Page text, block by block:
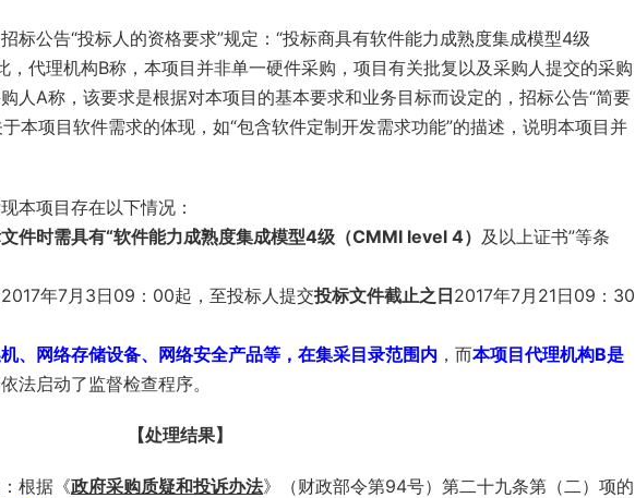
标公告“投标人的资格要求”规定：“投标商具有软件能力成熟度集成模型4级
，代理机构B称，本项目并非单一硬件采购，项目有关批复以及采购人提交的采购
人A称，该要求是根据对本项目的基本要求和业务目标而设定的，招标公告“简要
本项目软件需求的体现，如“包含软件定制开发需求功能”的描述，说明本项目并
本项目存在以下情况：
件时需具有“软件能力成熟度集成模型4级（CMMI level 4） 及以上证书”等条
年7月3日09：00起，至投标人提交投标文件截止之日2017年7月21日09：30
、网络存储设备、网络安全产品等，在集采目录范围内 ，而本项目代理机构B是
法启动了监督检查程序。
【处理结果】
根据《政府采购质疑和投诉办法》（财政部令第94号）第二十九条第（二）项的